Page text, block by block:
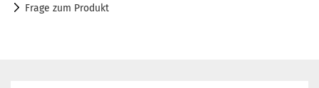
Frage zum Produkt